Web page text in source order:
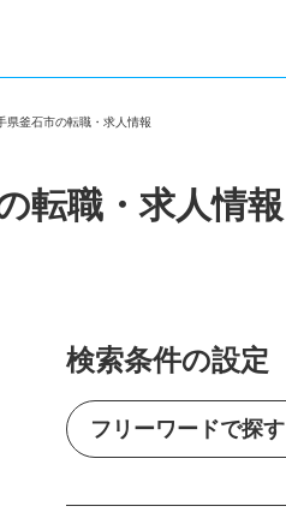
県釜石市の転職・求人情報
転職・求人情報
検索条件の設定